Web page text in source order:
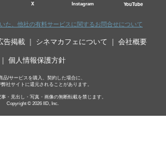
X Instagram YouTube
た、他社の有料サービスに関するお問合せについて
告掲載 シネマカフェについて 会社概要
個人情報保護方針
品/サービスを購入、契約した場合に、
社サイトに還元されることがあります。
・見出し・写真・画像の無断転載を禁じます。
Copyright © 2026 IID, Inc.